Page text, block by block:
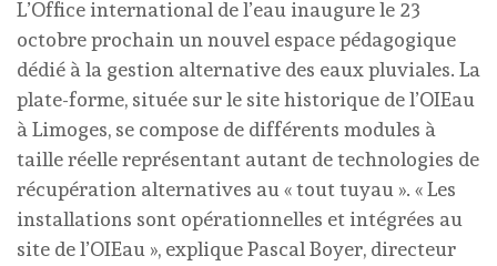
L’Office international de l’eau inaugure le 23
octobre prochain un nouvel espace pédagogique
dédié à la gestion alternative des eaux pluviales. La
plate-forme, située sur le site historique de l’OIEau
à Limoges, se compose de différents modules à
taille réelle représentant autant de technologies de
récupération alternatives au « tout tuyau ». « Les
installations sont opérationnelles et intégrées au
site de l’OIEau », explique Pascal Boyer, directeur